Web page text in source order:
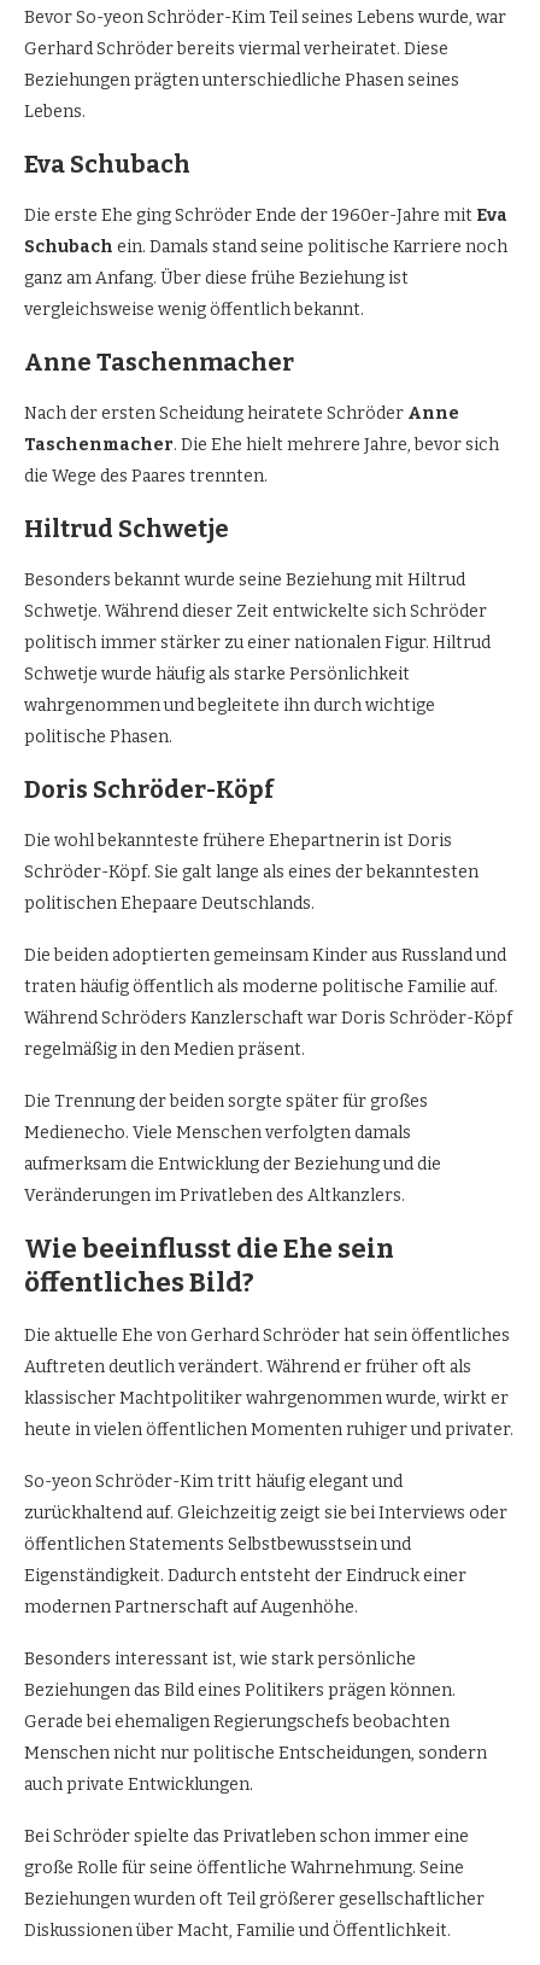
Bevor So-yeon Schröder-Kim Teil seines Lebens wurde, war
Gerhard Schröder bereits viermal verheiratet. Diese
Beziehungen prägten unterschiedliche Phasen seines
Lebens.
Eva Schubach
Die erste Ehe ging Schröder Ende der 1960er-Jahre mit Eva
Schubach ein. Damals stand seine politische Karriere noch
ganz am Anfang. Über diese frühe Beziehung ist
vergleichsweise wenig öffentlich bekannt.
Anne Taschenmacher
Nach der ersten Scheidung heiratete Schröder Anne
Taschenmacher. Die Ehe hielt mehrere Jahre, bevor sich
die Wege des Paares trennten.
Hiltrud Schwetje
Besonders bekannt wurde seine Beziehung mit Hiltrud
Schwetje. Während dieser Zeit entwickelte sich Schröder
politisch immer stärker zu einer nationalen Figur. Hiltrud
Schwetje wurde häufig als starke Persönlichkeit
wahrgenommen und begleitete ihn durch wichtige
politische Phasen.
Doris Schröder-Köpf
Die wohl bekannteste frühere Ehepartnerin ist Doris
Schröder-Köpf. Sie galt lange als eines der bekanntesten
politischen Ehepaare Deutschlands.
Die beiden adoptierten gemeinsam Kinder aus Russland und
traten häufig öffentlich als moderne politische Familie auf.
Während Schröders Kanzlerschaft war Doris Schröder-Köpf
regelmäßig in den Medien präsent.
Die Trennung der beiden sorgte später für großes
Medienecho. Viele Menschen verfolgten damals
aufmerksam die Entwicklung der Beziehung und die
Veränderungen im Privatleben des Altkanzlers.
Wie beeinflusst die Ehe sein
öffentliches Bild?
Die aktuelle Ehe von Gerhard Schröder hat sein öffentliches
Auftreten deutlich verändert. Während er früher oft als
klassischer Machtpolitiker wahrgenommen wurde, wirkt er
heute in vielen öffentlichen Momenten ruhiger und privater.
So-yeon Schröder-Kim tritt häufig elegant und
zurückhaltend auf. Gleichzeitig zeigt sie bei Interviews oder
öffentlichen Statements Selbstbewusstsein und
Eigenständigkeit. Dadurch entsteht der Eindruck einer
modernen Partnerschaft auf Augenhöhe.
Besonders interessant ist, wie stark persönliche
Beziehungen das Bild eines Politikers prägen können.
Gerade bei ehemaligen Regierungschefs beobachten
Menschen nicht nur politische Entscheidungen, sondern
auch private Entwicklungen.
Bei Schröder spielte das Privatleben schon immer eine
große Rolle für seine öffentliche Wahrnehmung. Seine
Beziehungen wurden oft Teil größerer gesellschaftlicher
Diskussionen über Macht, Familie und Öffentlichkeit.